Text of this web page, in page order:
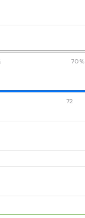
70%
72